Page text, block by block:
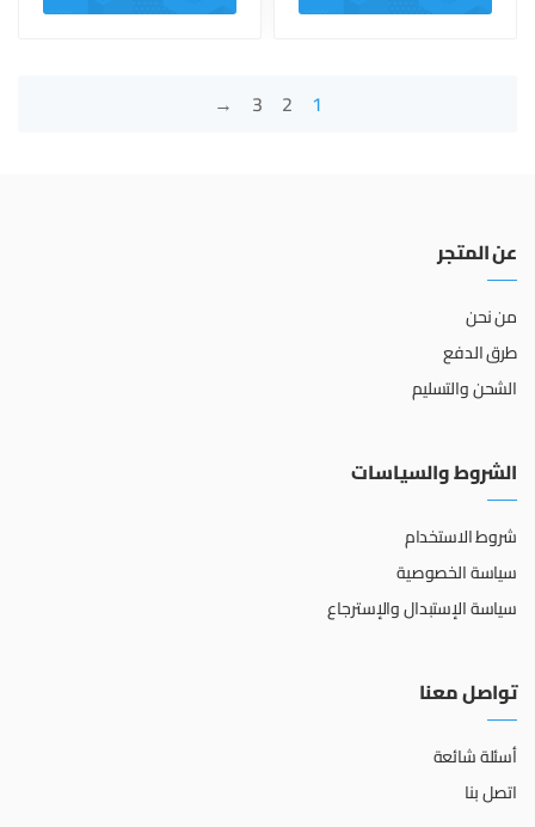
1
2
3
←
عن المتجر
من نحن
طرق الدفع
الشحن والتسليم
الشروط والسياسات
شروط الاستخدام
سياسة الخصوصية
سياسة الإستبدال والإسترجاع
تواصل معنا
أسئلة شائعة
اتصل بنا